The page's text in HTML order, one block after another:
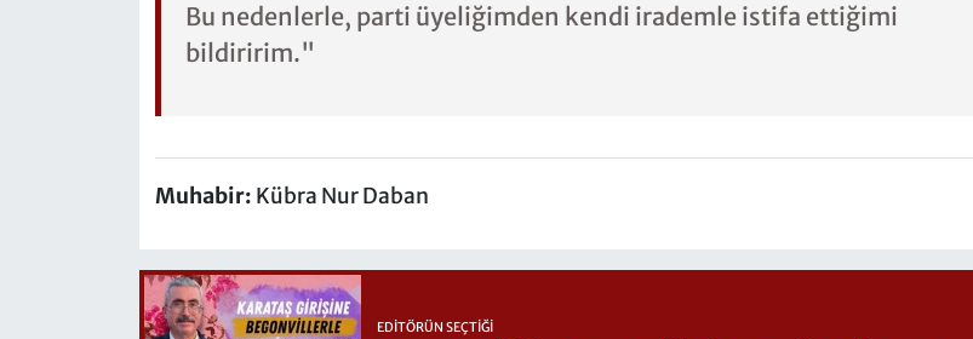
Bu nedenlerle, parti üyeliğimden kendi irademle istifa ettiğimi
bildiririm."
Muhabir: Kübra Nur Daban
EDITÖRÜN SEÇTIĞI